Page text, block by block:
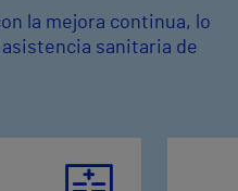
la mejora continua, lo
sanitaria de